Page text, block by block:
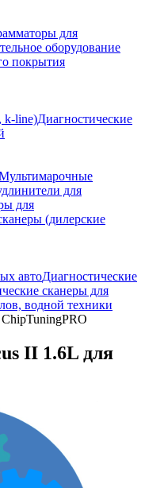
для
оборудование
покрытия
k-line)Диагностические
для
для
(дилерские
автоДиагностические
сканеры для
водной техники
II 1.6L для